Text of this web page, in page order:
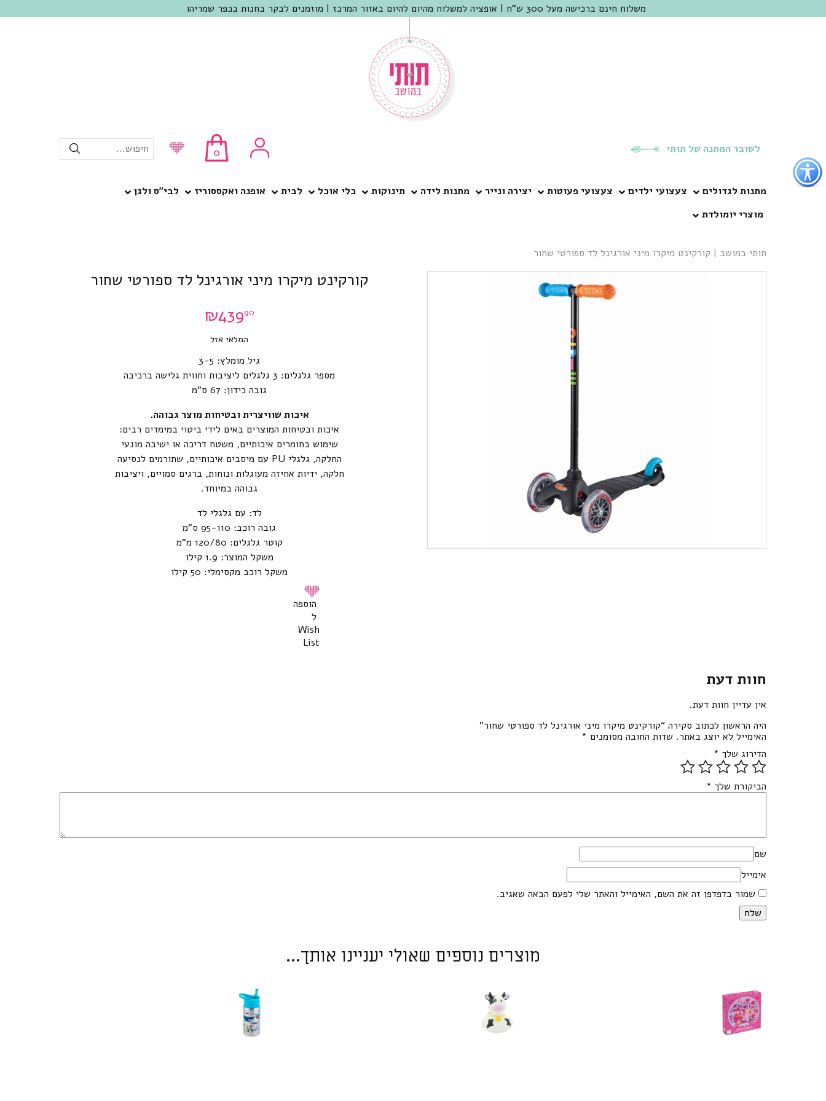
כפתור
לפתיחת
תפריט
נגישות
משלוח חינם ברכישה מעל 300 ש"ח | אופציה למשלוח מהיום להיום באזור המרכז | מוזמנים לבקר בחנות בכפר שמריהו
לשובר המתנה של תותי 0 חיפוש...
מתנות לגדולים צעצועי ילדים צעצועי פעוטות יצירה ונייר מתנות לידה תינוקות כלי אוכל לבית אופנה ואקססוריז
לבי”ס ולגן
מוצרי יומולדת
תותי במושב | קורקינט מיקרו מיני אורגינל לד ספורטי שחור
קורקינט מיקרו מיני אורגינל לד ספורטי שחור
₪43990
המלאי אזל
גיל מומלץ: 3-5
מספר גלגלים: 3 גלגלים ליציבות וחווית גלישה ברכיבה
גובה כידון: 67 ס”מ
איכות שוויצרית ובטיחות מוצר גבוהה.
איכות ובטיחות המוצרים באים לידי ביטוי במימדים רבים:
שימוש בחומרים איכותיים, משטח דריכה או ישיבה מונעי
החלקה, גלגלי PU עם מיסבים איכותיים, שתורמים לנסיעה
חלקה, ידיות אחיזה מעוגלות ונוחות, ברגים סמויים, ויציבות
גבוהה במיוחד.
לד: עם גלגלי לד
גובה רוכב: 95-110 ס”מ
קוטר גלגלים: 120/80 מ”מ
משקל המוצר: 1.9 קילו
משקל רוכב מקסימלי: 50 קילו
הוספה
ל
Wish
List
חוות דעת
אין עדיין חוות דעת.
היה הראשון לכתוב סקירה “קורקינט מיקרו מיני אורגינל לד ספורטי שחור”
האימייל לא יוצג באתר. שדות החובה מסומנים *
הדירוג שלך *
הביקורת שלך *
שם
אימייל
שמור בדפדפן זה את השם, האימייל והאתר שלי לפעם הבאה שאגיב.
מוצרים נוספים שאולי יעניינו אותך...